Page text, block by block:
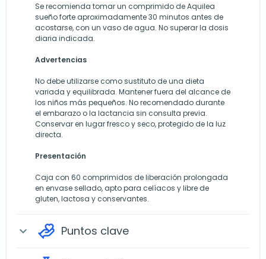
Se recomienda tomar un comprimido de Aquilea
sueño forte aproximadamente 30 minutos antes de
acostarse, con un vaso de agua. No superar la dosis
diaria indicada.
Advertencias
No debe utilizarse como sustituto de una dieta
variada y equilibrada. Mantener fuera del alcance de
los niños más pequeños. No recomendado durante
el embarazo o la lactancia sin consulta previa.
Conservar en lugar fresco y seco, protegido de la luz
directa.
Presentación
Caja con 60 comprimidos de liberación prolongada
en envase sellado, apto para celíacos y libre de
gluten, lactosa y conservantes.
expand_more Puntos clave